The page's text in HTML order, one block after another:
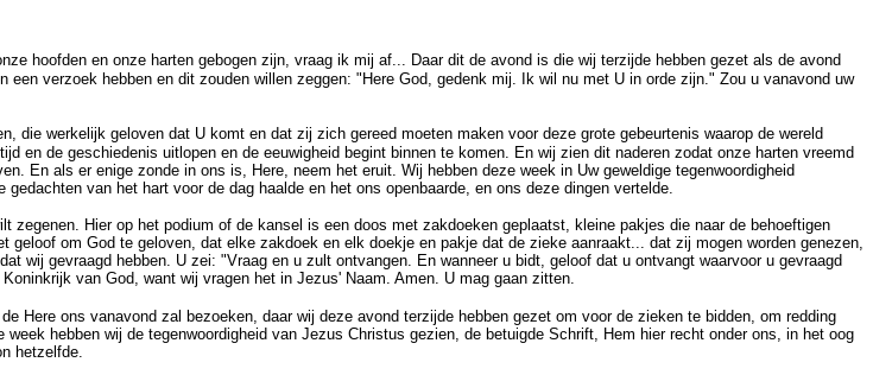
hoofden en onze harten gebogen zijn, vraag ik mij af... Daar dit de avond is die wij terzijde hebben gezet als de avond
verzoek hebben en dit zouden willen zeggen: "Here God, gedenk mij. Ik wil nu met U in orde zijn." Zou u vanavond uw
die werkelijk geloven dat U komt en dat zij zich gereed moeten maken voor deze grote gebeurtenis waarop de wereld
en de geschiedenis uitlopen en de eeuwigheid begint binnen te komen. En wij zien dit naderen zodat onze harten vreemd
En als er enige zonde in ons is, Here, neem het eruit. Wij hebben deze week in Uw geweldige tegenwoordigheid
van het hart voor de dag haalde en het ons openbaarde, en ons deze dingen vertelde.
Hier op het podium of de kansel is een doos met zakdoeken geplaatst, kleine pakjes die naar de behoeftigen
om God te geloven, dat elke zakdoek en elk doekje en pakje dat de zieke aanraakt... dat zij mogen worden genezen,
wij gevraagd hebben. U zei: "Vraag en u zult ontvangen. En wanneer u bidt, geloof dat u ontvangt waarvoor u gevraagd
van God, want wij vragen het in Jezus' Naam. Amen. U mag gaan zitten.
Here ons vanavond zal bezoeken, daar wij deze avond terzijde hebben gezet om voor de zieken te bidden, om redding
hebben wij de tegenwoordigheid van Jezus Christus gezien, de betuigde Schrift, Hem hier recht onder ons, in het oog
hetzelfde.